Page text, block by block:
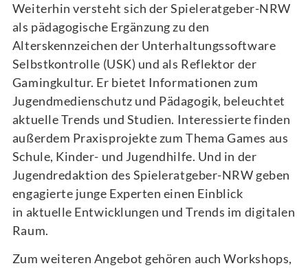
Weiterhin versteht sich der Spieleratgeber-NRW
als pädagogische Ergänzung zu den
Alterskennzeichen der Unterhaltungssoftware
Selbstkontrolle (USK) und als Reflektor der
Gamingkultur. Er bietet Informationen zum
Jugendmedienschutz und Pädagogik, beleuchtet
aktuelle Trends und Studien. Interessierte finden
außerdem Praxisprojekte zum Thema Games aus
Schule, Kinder- und Jugendhilfe. Und in der
Jugendredaktion des Spieleratgeber-NRW geben
engagierte junge Experten einen Einblick
in aktuelle Entwicklungen und Trends im digitalen
Raum.
Zum weiteren Angebot gehören auch Workshops,